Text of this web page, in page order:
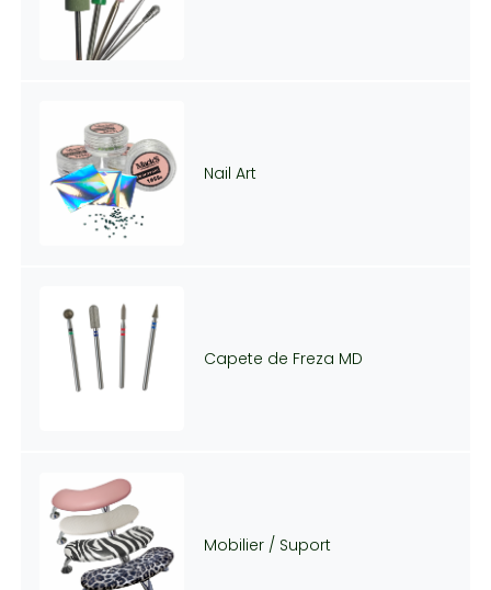
Nail Art
Capete de Freza MD
Mobilier / Suport